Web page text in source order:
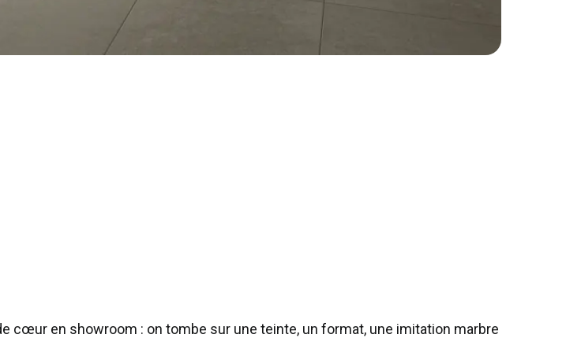
cœur en showroom : on tombe sur une teinte, un format, une imitation marbre